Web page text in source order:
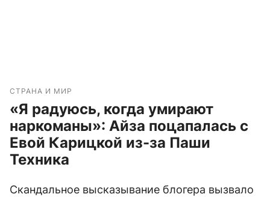
СТРАНА И МИР
«Я радуюсь, когда умирают
наркоманы»: Айза поцапалась с
Евой Карицкой из-за Паши
Техника
Скандальное высказывание блогера вызвало